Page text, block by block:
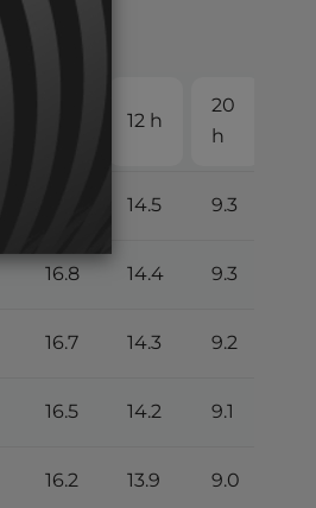
12 h
20
h
14.5 9.3
16.8 14.4 9.3
16.7 14.3 9.2
16.5 14.2 9.1
16.2 13.9 9.0